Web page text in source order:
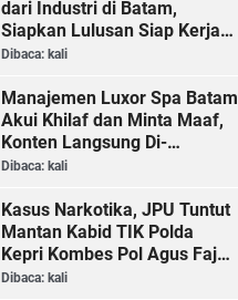
dari Industri di Batam,
Siapkan Lulusan Siap Kerja
Era Digital
Dibaca: kali
Manajemen Luxor Spa Batam
Akui Khilaf dan Minta Maaf,
Konten Langsung Di-
Takedown
Dibaca: kali
Kasus Narkotika, JPU Tuntut
Mantan Kabid TIK Polda
Kepri Kombes Pol Agus Fajar
Sutrisno 2 Tahun 6 Bulan
Dibaca: kali